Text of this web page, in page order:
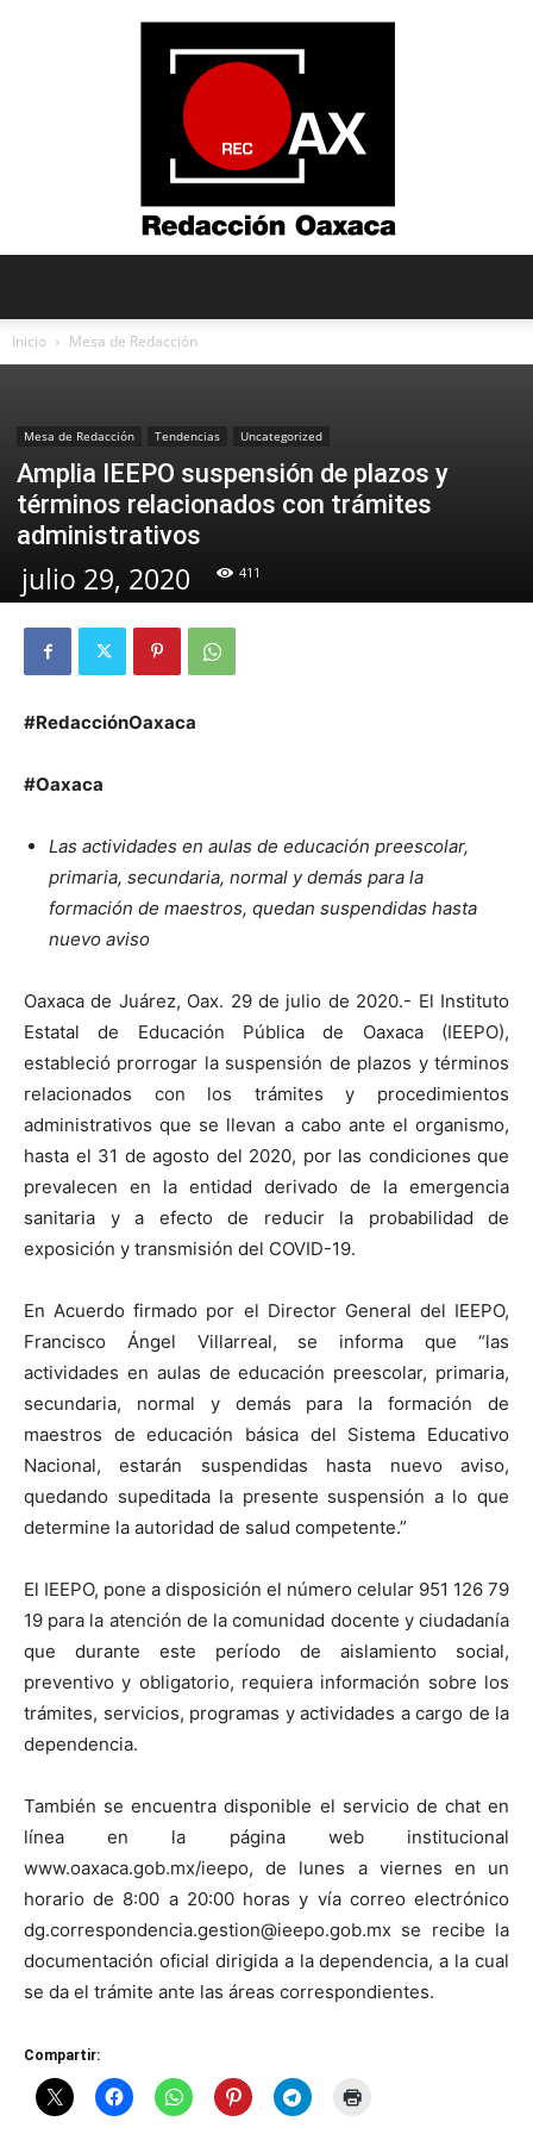
Inicio Mesa de Redacción
Mesa de Redacción Tendencias Uncategorized
Amplia IEEPO suspensión de plazos y
términos relacionados con trámites
administrativos
julio 29, 2020 411
#RedacciónOaxaca
#Oaxaca
Las actividades en aulas de educación preescolar,
primaria, secundaria, normal y demás para la
formación de maestros, quedan suspendidas hasta
nuevo aviso
Oaxaca de Juárez, Oax. 29 de julio de 2020.- El Instituto
Estatal de Educación Pública de Oaxaca (IEEPO),
estableció prorrogar la suspensión de plazos y términos
relacionados con los trámites y procedimientos
administrativos que se llevan a cabo ante el organismo,
hasta el 31 de agosto del 2020, por las condiciones que
prevalecen en la entidad derivado de la emergencia
sanitaria y a efecto de reducir la probabilidad de
exposición y transmisión del COVID-19.
En Acuerdo firmado por el Director General del IEEPO,
Francisco Ángel Villarreal, se informa que “las
actividades en aulas de educación preescolar, primaria,
secundaria, normal y demás para la formación de
maestros de educación básica del Sistema Educativo
Nacional, estarán suspendidas hasta nuevo aviso,
quedando supeditada la presente suspensión a lo que
determine la autoridad de salud competente.”
El IEEPO, pone a disposición el número celular 951 126 79
19 para la atención de la comunidad docente y ciudadanía
que durante este período de aislamiento social,
preventivo y obligatorio, requiera información sobre los
trámites, servicios, programas y actividades a cargo de la
dependencia.
También se encuentra disponible el servicio de chat en
línea en la página web institucional
www.oaxaca.gob.mx/ieepo, de lunes a viernes en un
horario de 8:00 a 20:00 horas y vía correo electrónico
dg.correspondencia.gestion@ieepo.gob.mx se recibe la
documentación oficial dirigida a la dependencia, a la cual
se da el trámite ante las áreas correspondientes.
Compartir: